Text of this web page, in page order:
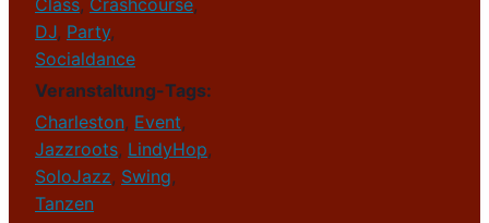
Class, Crashcourse,
DJ, Party,
Socialdance
Veranstaltung-Tags:
Charleston, Event,
Jazzroots, LindyHop,
SoloJazz, Swing,
Tanzen